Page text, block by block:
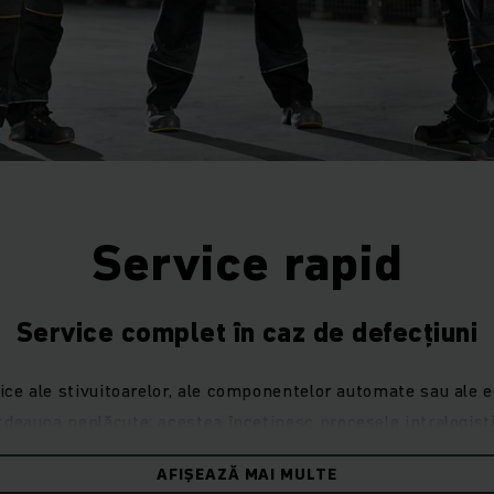
Service rapid
Service complet în caz de defecțiuni
ale stivuitoarelor, ale componentelor automate sau ale
vă puteți baza pe serviciul post-vânzare
pentru a vă repune în funcțiune procesele intralogistice.
AFIȘEAZĂ MAI MULTE